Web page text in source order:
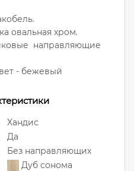
овальная хром.
направляющие
- бежевый
Хандис
Да
Без направляющих
Дуб сонома